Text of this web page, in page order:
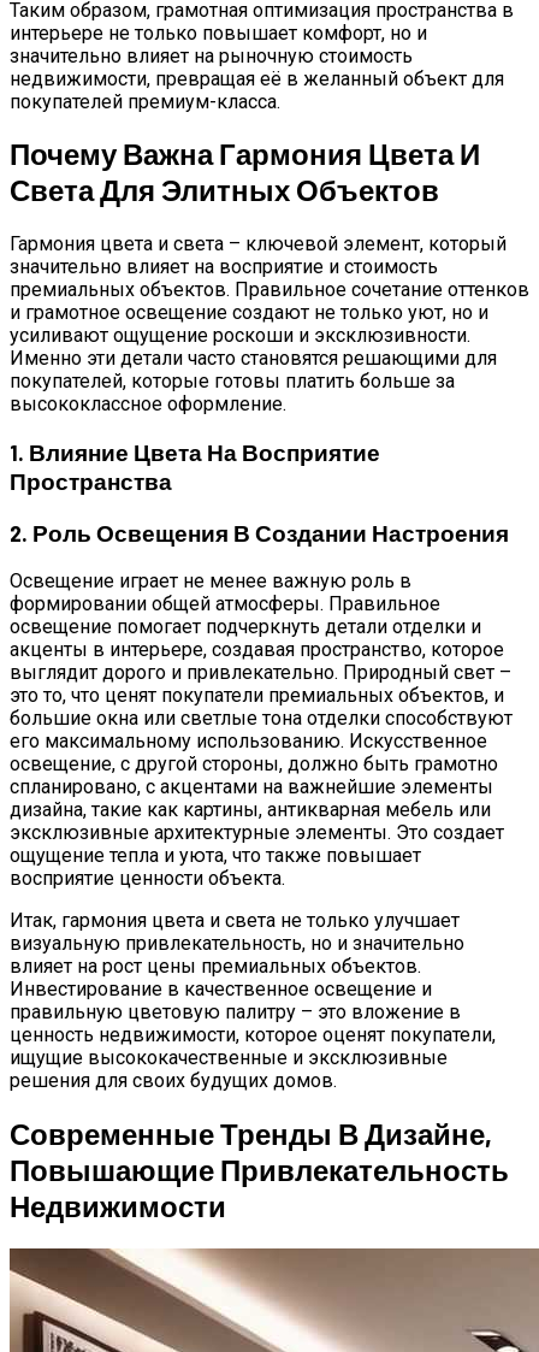
Таким образом, грамотная оптимизация пространства в
интерьере не только повышает комфорт, но и
значительно влияет на рыночную стоимость
недвижимости, превращая её в желанный объект для
покупателей премиум-класса.
Почему Важна Гармония Цвета И
Света Для Элитных Объектов
Гармония цвета и света – ключевой элемент, который
значительно влияет на восприятие и стоимость
премиальных объектов. Правильное сочетание оттенков
и грамотное освещение создают не только уют, но и
усиливают ощущение роскоши и эксклюзивности.
Именно эти детали часто становятся решающими для
покупателей, которые готовы платить больше за
высококлассное оформление.
1. Влияние Цвета На Восприятие
Пространства
2. Роль Освещения В Создании Настроения
Освещение играет не менее важную роль в
формировании общей атмосферы. Правильное
освещение помогает подчеркнуть детали отделки и
акценты в интерьере, создавая пространство, которое
выглядит дорого и привлекательно. Природный свет –
это то, что ценят покупатели премиальных объектов, и
большие окна или светлые тона отделки способствуют
его максимальному использованию. Искусственное
освещение, с другой стороны, должно быть грамотно
спланировано, с акцентами на важнейшие элементы
дизайна, такие как картины, антикварная мебель или
эксклюзивные архитектурные элементы. Это создает
ощущение тепла и уюта, что также повышает
восприятие ценности объекта.
Итак, гармония цвета и света не только улучшает
визуальную привлекательность, но и значительно
влияет на рост цены премиальных объектов.
Инвестирование в качественное освещение и
правильную цветовую палитру – это вложение в
ценность недвижимости, которое оценят покупатели,
ищущие высококачественные и эксклюзивные
решения для своих будущих домов.
Современные Тренды В Дизайне,
Повышающие Привлекательность
Недвижимости